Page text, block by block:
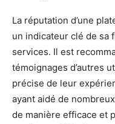
La réputation d’une
un indicateur clé de sa
services. Il est
témoignages d’autres
précise de leur
ayant aidé de
de manière efficace et